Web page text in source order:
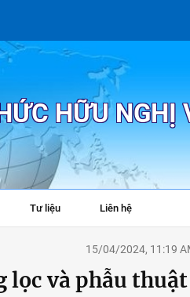
HỮU NGHỊ
Tư liệu Liên hệ
15/04/2024, 11:19
lọc và phẫu thuật